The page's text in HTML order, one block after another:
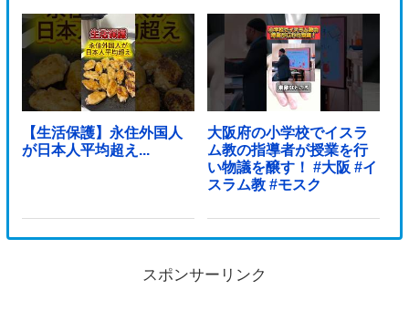
【生活保護】永住外国人
が日本人平均超え...
大阪府の小学校でイスラ
ム教の指導者が授業を行
い物議を醸す！ #大阪 #イ
スラム教 #モスク
スポンサーリンク